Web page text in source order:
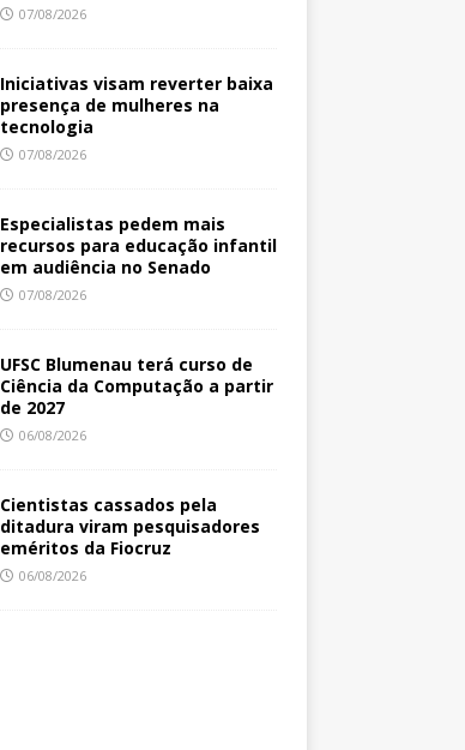
07/08/2026
Iniciativas visam reverter baixa
presença de mulheres na
tecnologia
07/08/2026
Especialistas pedem mais
recursos para educação infantil
em audiência no Senado
07/08/2026
UFSC Blumenau terá curso de
Ciência da Computação a partir
de 2027
06/08/2026
Cientistas cassados pela
ditadura viram pesquisadores
eméritos da Fiocruz
06/08/2026